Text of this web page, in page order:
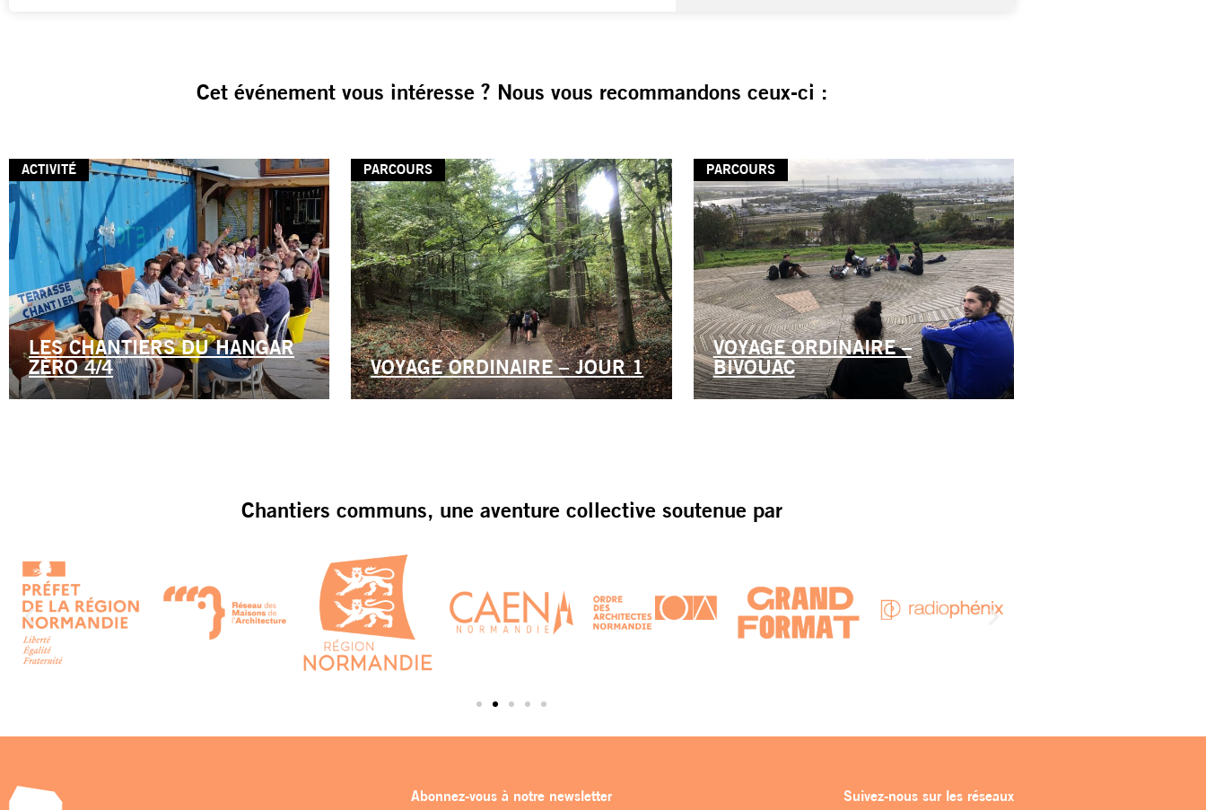
Cet événement vous intéresse ? Nous vous recommandons ceux-ci :
ACTIVITÉ
LES CHANTIERS DU HANGAR
ZÉRO 4/4
PARCOURS
VOYAGE ORDINAIRE – JOUR 1
PARCOURS
VOYAGE ORDINAIRE –
BIVOUAC
Chantiers communs, une aventure collective soutenue par
Abonnez-vous à notre newsletter Suivez-nous sur les réseaux